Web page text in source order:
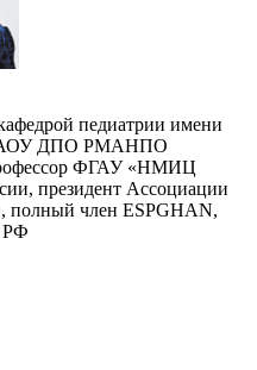
педиатрии имени
ДПО РМАНПО
ФГАУ «НМИЦ
президент Ассоциации
полный член ESPGHAN,
РФ